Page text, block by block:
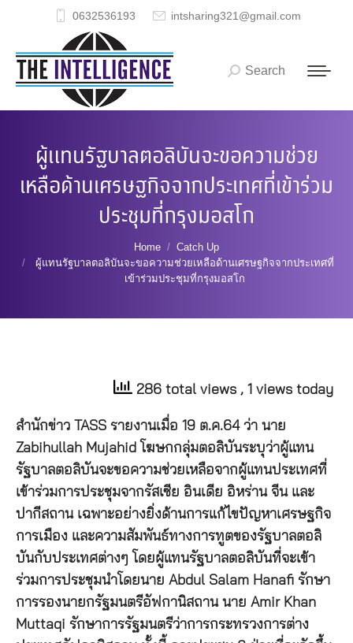
0632536193 intsharing321@gmail.com
Search:
Search
ผู้แทนรัฐบาลตอลิบันจะขอความช่วย
เหลือด้านเศรษฐกิจจากประเทศที่เข้าร่วม
ประชุมที่กรุงมอสโก
Home
Catch Up
ผู้แทนรัฐบาลตอลิบันจะขอความช่วยเหลือด้านเศรษฐกิจจากประเทศที่
เข้าร่วมประชุมที่กรุงมอสโก
286 total views , 1 views today
สำนักข่าว TASS รายงานเมื่อ 19 ต.ค.64 ว่า นาย
Zabihullah Mujahid โฆษกกลุ่มตอลิบันระบุว่าผู้แทน
รัฐบาลตอลิบันจะขอความช่วยเหลือจากผู้แทนประเทศที่
เข้าร่วมการประชุมจากรัสเซีย อินเดีย อิหร่าน จีน และ
ปากีสถาน เฉพาะอย่างยิ่งด้านการแก้ไขปัญหาเศรษฐกิจ
การเมือง และความสัมพันธ์ทางการทูตของรัฐบาลตอลิ
บันกับประเทศต่างๆ โดยผู้แทนรัฐบาลตอลิบันที่จะเข้า
ร่วมการประชุมนำโดยนาย Abdul Salam Hanafi รักษา
การรองนายกรัฐมนตรีอัฟกานิสถาน นาย Amir Khan
Muttaqi รักษาการรัฐมนตรีว่าการกระทรวงการต่าง